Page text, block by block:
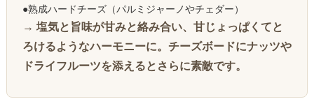
●熟成ハードチーズ（パルミジャーノやチェダー）
→ 塩気と旨味が甘みと絡み合い、甘じょっぱくてと
ろけるようなハーモニーに。チーズボードにナッツや
ドライフルーツを添えるとさらに素敵です。